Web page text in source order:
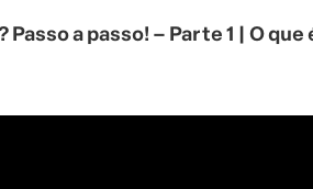
a passo! – Parte 1 | O que